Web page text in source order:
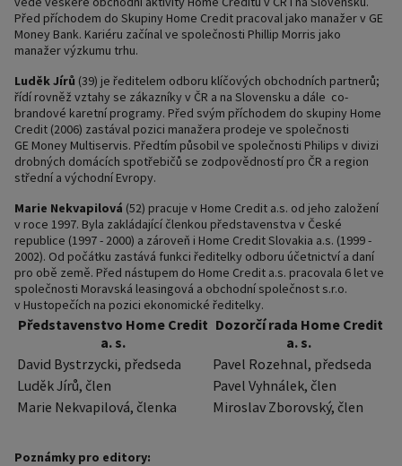
Před příchodem do Skupiny Home Credit pracoval jako manažer v GE
Money Bank. Kariéru začínal ve společnosti Phillip Morris jako
manažer výzkumu trhu.
Luděk Jírů (39) je ředitelem odboru klíčových obchodních partnerů;
řídí rovněž vztahy se zákazníky v ČR a na Slovensku a dále co-
brandové karetní programy. Před svým příchodem do skupiny Home
Credit (2006) zastával pozici manažera prodeje ve společnosti
GE Money Multiservis. Předtím působil ve společnosti Philips v divizi
drobných domácích spotřebičů se zodpovědností pro ČR a region
střední a východní Evropy.
Marie Nekvapilová (52) pracuje v Home Credit a.s. od jeho založení
v roce 1997. Byla zakládající členkou představenstva v České
republice (1997 - 2000) a zároveň i Home Credit Slovakia a.s. (1999 -
2002). Od počátku zastává funkci ředitelky odboru účetnictví a daní
pro obě země. Před nástupem do Home Credit a.s. pracovala 6 let ve
společnosti Moravská leasingová a obchodní společnost s.r.o.
v Hustopečích na pozici ekonomické ředitelky.
Představenstvo Home Credit
a. s.
Dozorčí rada Home Credit
a. s.
David Bystrzycki, předseda
Pavel Rozehnal, předseda
Luděk Jírů, člen
Pavel Vyhnálek, člen
Marie Nekvapilová, členka
Miroslav Zborovský, člen
Poznámky pro editory: